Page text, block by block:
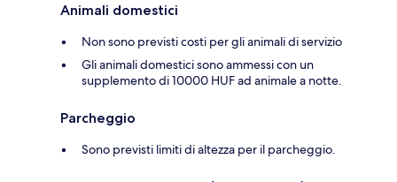
Animali domestici
Non sono previsti costi per gli animali di servizio
Gli animali domestici sono ammessi con un
supplemento di 10000 HUF ad animale a notte.
Parcheggio
Sono previsti limiti di altezza per il parcheggio.